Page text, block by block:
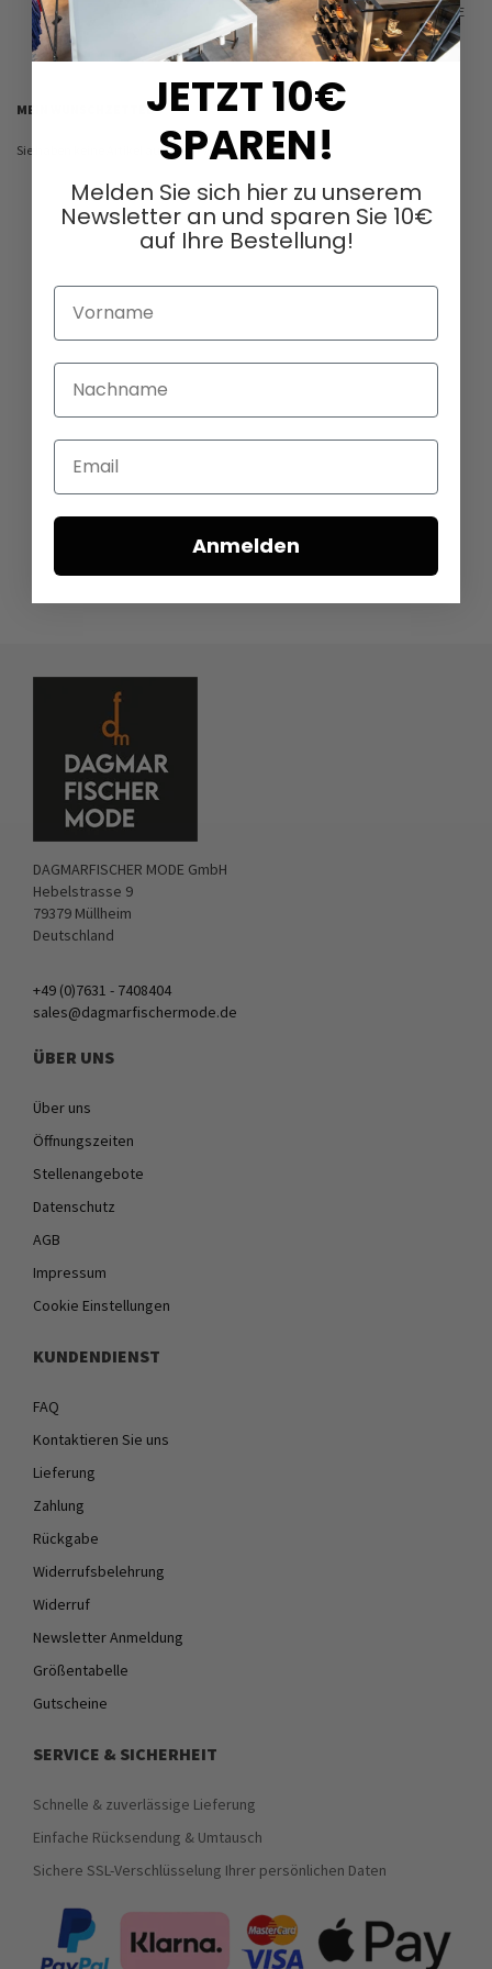
ANZEIGEN PRO SEITE
MEIN WUNSCHZETTEL
Sie haben keine Artikel auf Ihrem Wunschzettel.
DAGMARFISCHER MODE GmbH
Hebelstrasse 9
79379 Müllheim
Deutschland
+49 (0)7631 - 7408404
sales@dagmarfischermode.de
ÜBER UNS
Über uns
Öffnungszeiten
Stellenangebote
Datenschutz
AGB
Impressum
Cookie Einstellungen
KUNDENDIENST
FAQ
Kontaktieren Sie uns
Lieferung
Zahlung
Rückgabe
Widerrufsbelehrung
Widerruf
Newsletter Anmeldung
Größentabelle
Gutscheine
SERVICE & SICHERHEIT
Schnelle & zuverlässige Lieferung
Einfache Rücksendung & Umtausch
Sichere SSL-Verschlüsselung Ihrer persönlichen Daten
JETZT 10€
SPAREN!
Melden Sie sich hier zu unserem
Newsletter an und sparen Sie 10€
auf Ihre Bestellung!
Vorname
Nachname
Email
Anmelden